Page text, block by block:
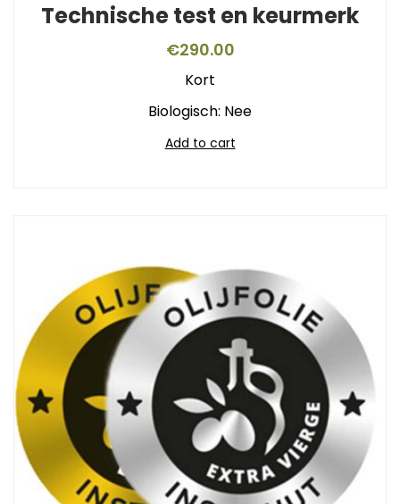
Technische test en keurmerk
€290.00
Kort
Biologisch: Nee
Add to cart